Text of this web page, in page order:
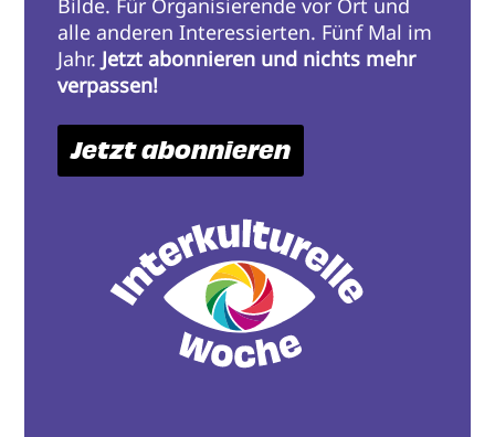
Bilde. Für Organisierende vor Ort und
alle anderen Interessierten. Fünf Mal im
Jahr. Jetzt abonnieren und nichts mehr
verpassen!
Jetzt abonnieren